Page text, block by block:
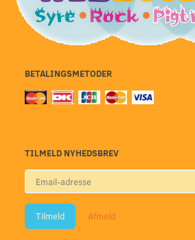
BETALINGSMETODER
TILMELD NYHEDSBREV
Email-
adresse
Tilmeld Afmeld